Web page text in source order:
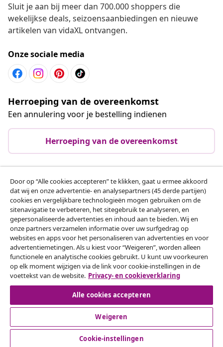
Sluit je aan bij meer dan 700.000 shoppers die
wekelijkse deals, seizoensaanbiedingen en nieuwe
artikelen van vidaXL ontvangen.
Onze sociale media
Herroeping van de overeenkomst
Een annulering voor je bestelling indienen
Herroeping van de overeenkomst
Klantenservice
Zakelijk
vidaXL
Ontdek meer
Door op “Alle cookies accepteren” te klikken, gaat u ermee akkoord
dat wij en onze advertentie- en analysepartners (45 derde partijen)
cookies en vergelijkbare technologieën mogen gebruiken om de
sitenavigatie te verbeteren, het sitegebruik te analyseren, en
gepersonaliseerde advertenties en inhoud aan te bieden. Wij en
onze partners verzamelen informatie over uw surfgedrag op
websites en apps voor het personaliseren van advertenties en voor
advertentiemetingen. Als u kiest voor “Weigeren”, worden alleen
functionele en analytische cookies gebruikt. U kunt uw voorkeuren
op elk moment wijzigen via de link voor cookie-instellingen in de
voettekst van de website. Privacy- en cookieverklaring
Alle cookies accepteren
Weigeren
Cookie-instellingen